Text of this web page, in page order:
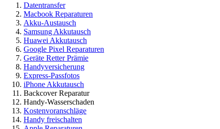
Datentransfer
Macbook Reparaturen
Akku-Austausch
Samsung Akkutausch
Huawei Akkutausch
Google Pixel Reparaturen
Geräte Retter Prämie
Handyversicherung
Express-Passfotos
iPhone Akkutausch
Backcover Reparatur
Handy-Wasserschaden
Kostenvoranschläge
Handy freischalten